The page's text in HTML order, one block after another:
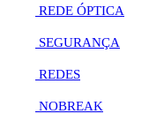
REDE ÓPTICA
SEGURANÇA
REDES
NOBREAK